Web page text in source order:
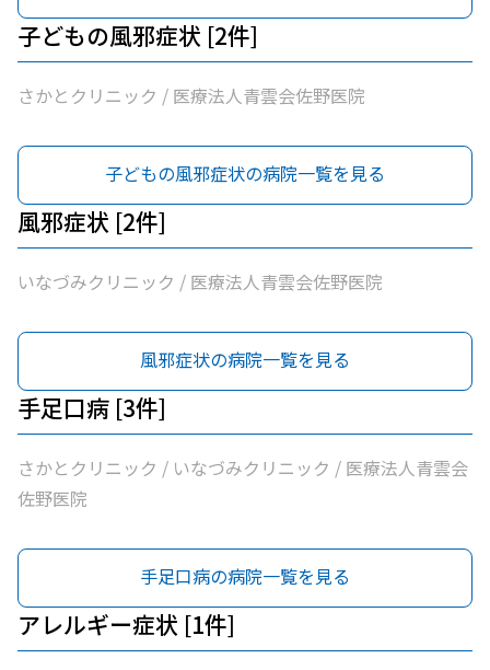
子どもの風邪症状 [2件]
さかとクリニック / 医療法人青雲会佐野医院
子どもの風邪症状の病院一覧を見る
風邪症状 [2件]
いなづみクリニック / 医療法人青雲会佐野医院
風邪症状の病院一覧を見る
手足口病 [3件]
さかとクリニック / いなづみクリニック / 医療法人青雲会
佐野医院
手足口病の病院一覧を見る
アレルギー症状 [1件]